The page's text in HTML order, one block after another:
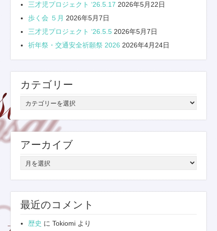
三才児プロジェクト ‘26.5.17 2026年5月22日
歩く会 ５月 2026年5月7日
三才児プロジェクト ‘26.5.5 2026年5月7日
祈年祭・交通安全祈願祭 2026 2026年4月24日
カテゴリー
カ
テ
ゴ
リ
ー
アーカイブ
ア
ー
カ
イ
ブ
最近のコメント
歴史 にTokiomi より